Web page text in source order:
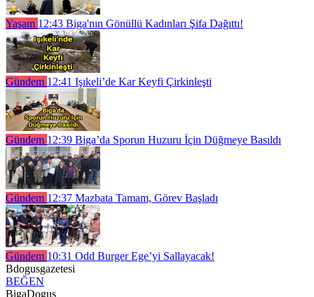
Yaşam 12:43 Biga'nın Gönüllü Kadınları Şifa Dağıttı!
Gündem 12:41 Işıkeli’de Kar Keyfi Çirkinleşti
Gündem 12:39 Biga’da Sporun Huzuru İçin Düğmeye Basıldı
Gündem 12:37 Mazbata Tamam, Görev Başladı
Gündem 10:31 Odd Burger Ege’yi Sallayacak!
Bdogusgazetesi
BEĞEN
BigaDogus